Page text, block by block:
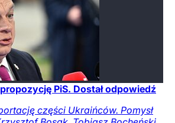
PiS. Dostał odpowiedź
części Ukraińców. Pomysł